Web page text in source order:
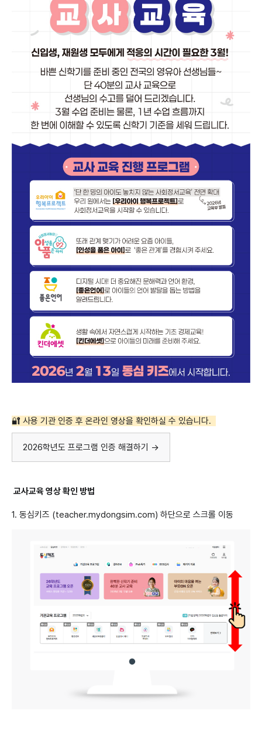
🔐 사용 기관 인증 후 온라인 영상을 확인하실 수 있습니다.
2026학년도 프로그램 인증 해결하기 →
교사교육 영상 확인 방법
1. 동심키즈 (teacher.mydongsim.com) 하단으로 스크롤 이동